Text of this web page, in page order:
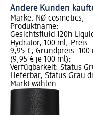
Andere Kunden
Marke: NØ cosmetics;
Produktname:
Gesichtsfluid 120h
Hydrator, 100 ml; Preis:
9,95 €; Grundpreis: 100
(9,95 € je 100 ml);
Verfügbarkeit: Status
Lieferbar, Status Grau
Markt wählen